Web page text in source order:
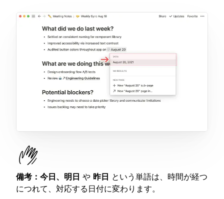
備考： 今日、明日 や 昨日 という単語は、時間が経つ
につれて、対応する日付に変わります。